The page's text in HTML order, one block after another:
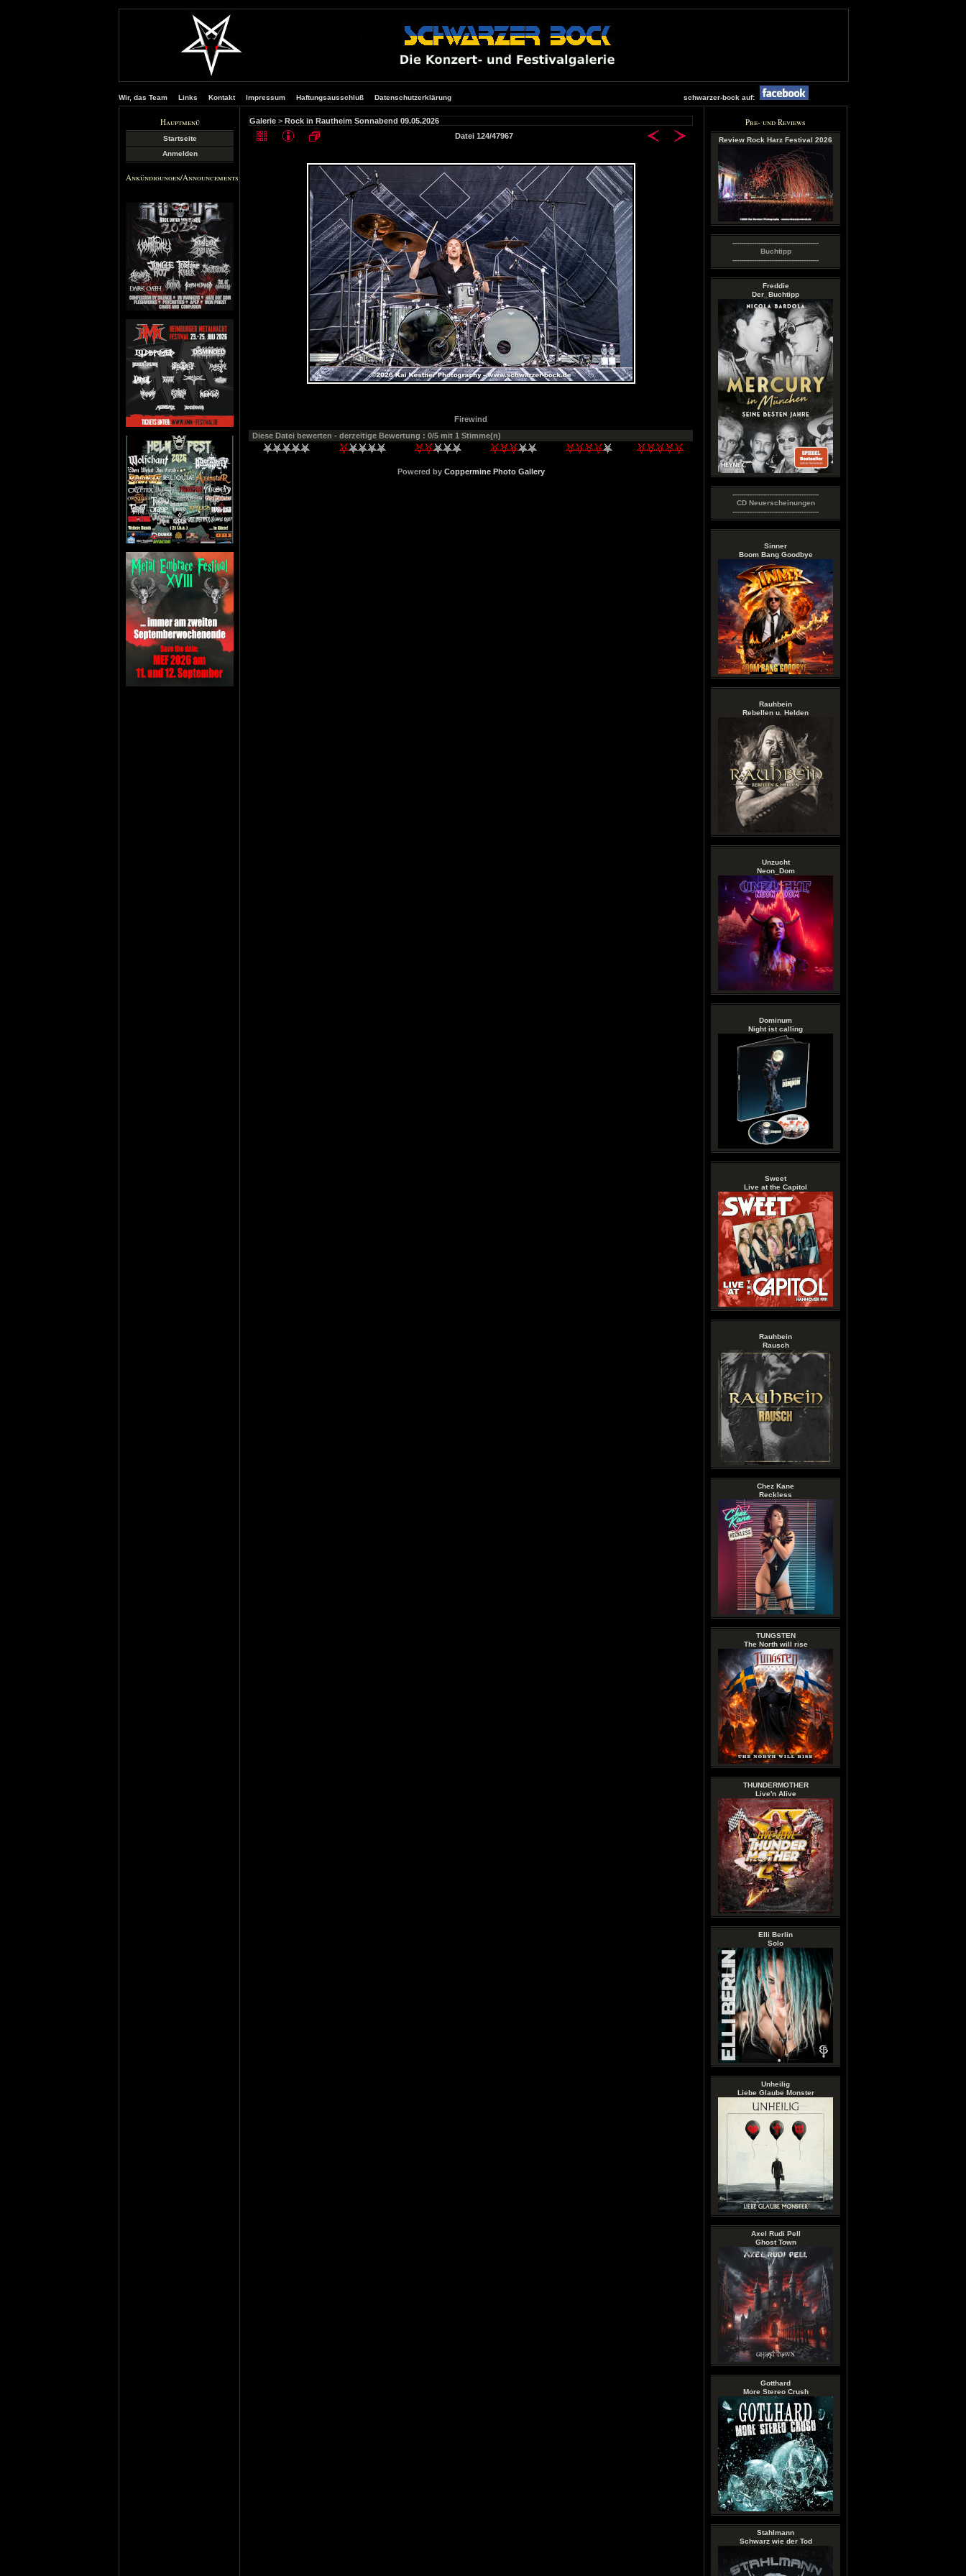
Wir, das Team Links Kontakt Impressum Haftungsausschluß Datenschutzerklärung schwarzer-bock auf:
Hauptmenü
Startseite
Anmelden
Ankündigungen/Announcements
Pre- und Reviews
Review Rock Harz Festival 2026
----------------------------------------
Buchtipp
----------------------------------------
Freddie
Der_Buchtipp
----------------------------------------
CD Neuerscheinungen
----------------------------------------
Sinner
Boom Bang Goodbye
Rauhbein
Rebellen u. Helden
Unzucht
Neon_Dom
Dominum
Night ist calling
Sweet
Live at the Capitol
Rauhbein
Rausch
Chez Kane
Reckless
TUNGSTEN
The North will rise
THUNDERMOTHER
Live'n Alive
Elli Berlin
Solo
Unheilig
Liebe Glaube Monster
Axel Rudi Pell
Ghost Town
Gotthard
More Stereo Crush
Stahlmann
Schwarz wie der Tod
Galerie > Rock in Rautheim Sonnabend 09.05.2026
Datei 124/47967
Firewind
Diese Datei bewerten - derzeitige Bewertung : 0/5 mit 1 Stimme(n)
Powered by Coppermine Photo Gallery